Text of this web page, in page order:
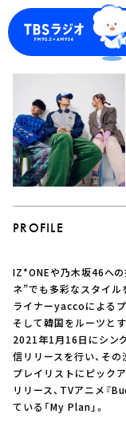
マイページ
ログイ
今日の番組
週間番組表
トピックス
TBS
お知らせ
イベント・
YouTube
PROFILE
IZ*ONEや乃木坂46への
ネ”でも多彩なスタイル
ライナーyaccoによる
そして韓国をルーツと
2021年1月16日にシン
信リリースを行い、そ
プレイリストにピック
リリース、TVアニメ『
ている「My Plan」。